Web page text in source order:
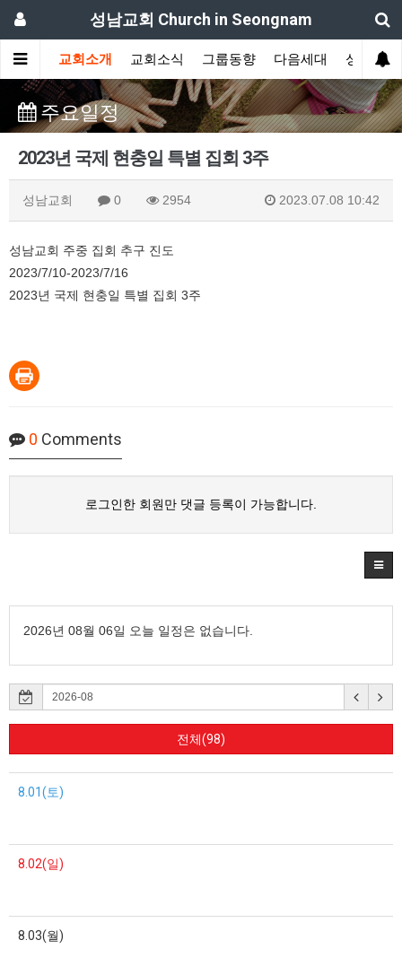
성남교회 Church in Seongnam
교회소개 교회소식 그룹동향 다음세대 성도간증
주요일정
2023년 국제 현충일 특별 집회 3주
성남교회 0 2954 2023.07.08 10:42
성남교회 주중 집회 추구 진도
2023/7/10-2023/7/16
2023년 국제 현충일 특별 집회 3주
0 Comments
로그인한 회원만 댓글 등록이 가능합니다.
2026년 08월 06일 오늘 일정은 없습니다.
전체(98)
8.01(토)
8.02(일)
8.03(월)